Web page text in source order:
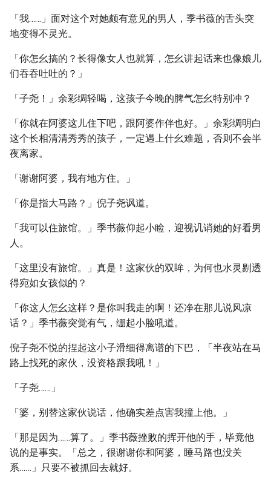
「我……」面对这个对她颇有意见的男人，季书薇的舌头突
地变得不灵光。
「你怎幺搞的？长得像女人也就算，怎幺讲起话来也像娘儿
们吞吞吐吐的？」
「子尧！」余彩绸轻喝，这孩子今晚的脾气怎幺特别冲？
「你就在阿婆这儿住下吧，跟阿婆作伴也好。」余彩绸明白
这个长相清清秀秀的孩子，一定遇上什幺难题，否则不会半
夜离家。
「谢谢阿婆，我有地方住。」
「你是指大马路？」倪子尧讽道。
「我可以住旅馆。」季书薇仰起小睑，迎视讥诮她的好看男
人。
「这里没有旅馆。」真是！这家伙的双眸，为何也水灵剔透
得宛如女孩似的？
「你这人怎幺这样？是你叫我走的啊！还净在那儿说风凉
话？」季书薇突觉有气，绷起小脸吼道。
倪子尧不悦的捏起这小子滑细得离谱的下巴，「半夜站在马
路上找死的家伙，没资格跟我吼！」
「子尧……」
「婆，别替这家伙说话，他确实差点害我撞上他。」
「那是因为……算了。」季书薇挫败的挥开他的手，毕竟他
说的是事实。「总之，很谢谢你和阿婆，睡马路也没关
系……」只要不被抓回去就好。